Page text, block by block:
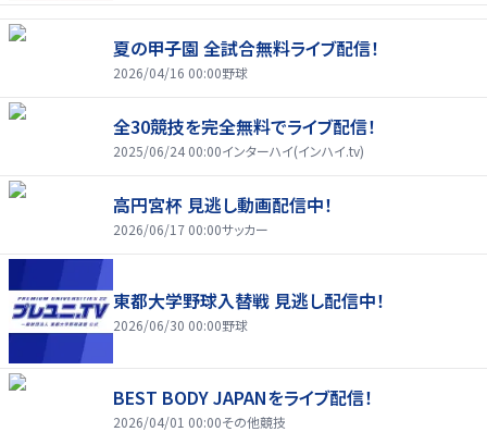
夏の甲子園 全試合無料ライブ配信！
2026/04/16 00:00野球
全30競技を完全無料でライブ配信！
2025/06/24 00:00インターハイ(インハイ.tv)
高円宮杯 見逃し動画配信中！
2026/06/17 00:00サッカー
東都大学野球入替戦 見逃し配信中！
2026/06/30 00:00野球
BEST BODY JAPANをライブ配信！
2026/04/01 00:00その他競技